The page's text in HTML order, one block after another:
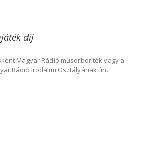
díj
Magyar Rádió műsorboríték vagy a
Rádió Irodalmi Osztályának ún.